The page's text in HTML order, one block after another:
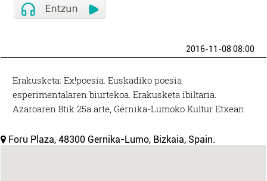
2016-11-08 08:00
Erakusketa: Ex!poesia. Euskadiko poesia
esperimentalaren biurtekoa. Erakusketa ibiltaria.
Azaroaren 8tik 25a arte, Gernika-Lumoko Kultur Etxean
Foru Plaza, 48300 Gernika-Lumo, Bizkaia, Spain.